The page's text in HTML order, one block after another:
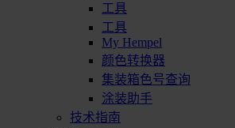
工具
工具
My Hempel
颜色转换器
集装箱色号查询
涂装助手
技术指南